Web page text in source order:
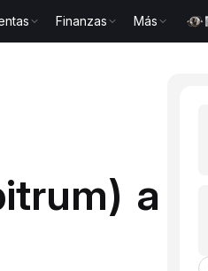
Finanzas Más
a